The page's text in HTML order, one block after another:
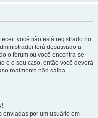
você não está registrado no
terá desativado a
o fórum ou você encontra-se
é o seu caso, então você deverá
realmente não saiba.
enviadas por um usuário em